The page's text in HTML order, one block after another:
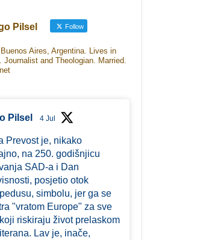
Pilsel Follow
Aires, Argentina. Lives in
Journalist and Theologian. Married.
Pilsel 4 Jul
Prevost je, nikako
na 250. godišnjicu
SAD-a i Dan
posjetio otok
simbolu, jer ga se
"vratom Europe" za sve
riskiraju život prelaskom
Lav je, inače,